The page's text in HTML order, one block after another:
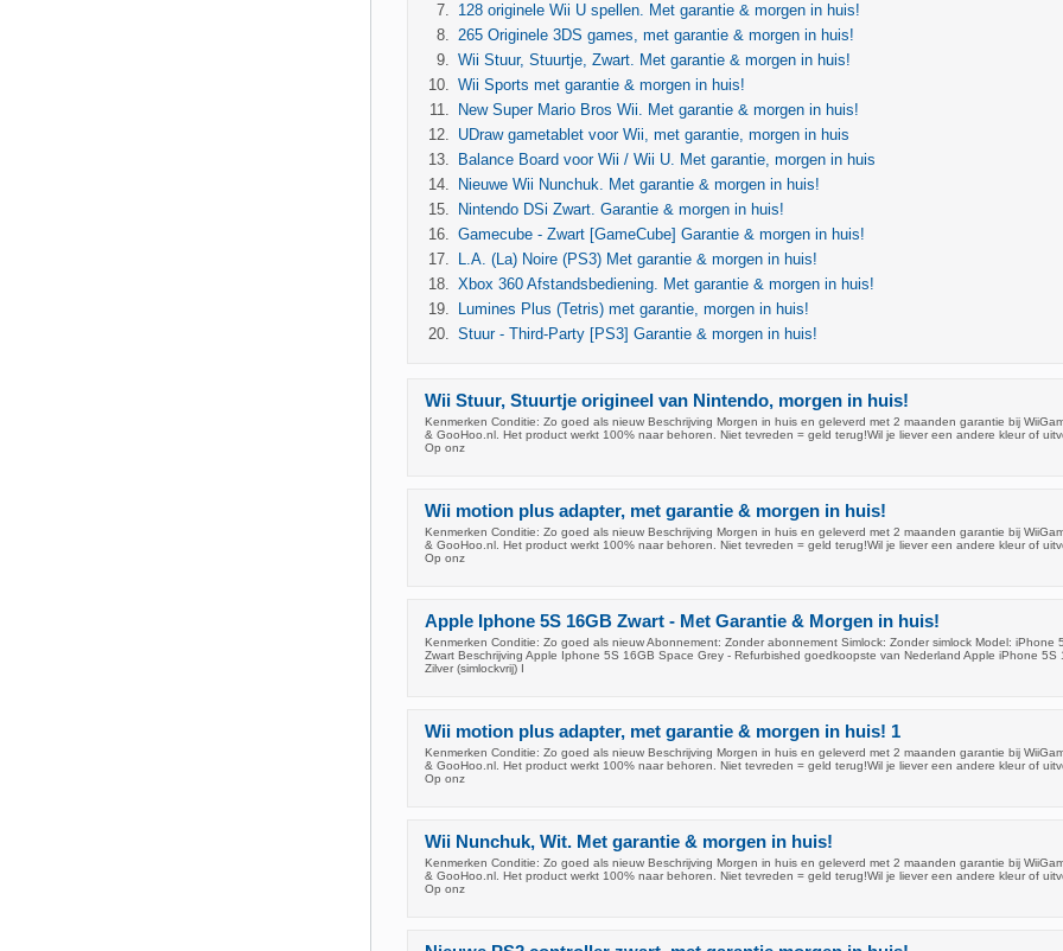
128 originele Wii U spellen. Met garantie & morgen in huis!
265 Originele 3DS games, met garantie & morgen in huis!
Wii Stuur, Stuurtje, Zwart. Met garantie & morgen in huis!
Wii Sports met garantie & morgen in huis!
New Super Mario Bros Wii. Met garantie & morgen in huis!
UDraw gametablet voor Wii, met garantie, morgen in huis
Balance Board voor Wii / Wii U. Met garantie, morgen in huis
Nieuwe Wii Nunchuk. Met garantie & morgen in huis!
Nintendo DSi Zwart. Garantie & morgen in huis!
Gamecube - Zwart [GameCube] Garantie & morgen in huis!
L.A. (La) Noire (PS3) Met garantie & morgen in huis!
Xbox 360 Afstandsbediening. Met garantie & morgen in huis!
Lumines Plus (Tetris) met garantie, morgen in huis!
Stuur - Third-Party [PS3] Garantie & morgen in huis!
Wii Stuur, Stuurtje origineel van Nintendo, morgen in huis!
Kenmerken Conditie: Zo goed als nieuw Beschrijving Morgen in huis en geleverd met 2 maanden garantie bij
& GooHoo.nl. Het product werkt 100% naar behoren. Niet tevreden = geld terug!Wil je liever een andere kleur of
Op onz
Wii motion plus adapter, met garantie & morgen in huis!
Kenmerken Conditie: Zo goed als nieuw Beschrijving Morgen in huis en geleverd met 2 maanden garantie bij
& GooHoo.nl. Het product werkt 100% naar behoren. Niet tevreden = geld terug!Wil je liever een andere kleur of
Op onz
Apple Iphone 5S 16GB Zwart - Met Garantie & Morgen in huis!
Kenmerken Conditie: Zo goed als nieuw Abonnement: Zonder abonnement Simlock: Zonder simlock Model: iPhone
Zwart Beschrijving Apple Iphone 5S 16GB Space Grey - Refurbished goedkoopste van Nederland Apple iPhone 5S
Zilver (simlockvrij) I
Wii motion plus adapter, met garantie & morgen in huis! 1
Kenmerken Conditie: Zo goed als nieuw Beschrijving Morgen in huis en geleverd met 2 maanden garantie bij
& GooHoo.nl. Het product werkt 100% naar behoren. Niet tevreden = geld terug!Wil je liever een andere kleur of
Op onz
Wii Nunchuk, Wit. Met garantie & morgen in huis!
Kenmerken Conditie: Zo goed als nieuw Beschrijving Morgen in huis en geleverd met 2 maanden garantie bij
& GooHoo.nl. Het product werkt 100% naar behoren. Niet tevreden = geld terug!Wil je liever een andere kleur of
Op onz